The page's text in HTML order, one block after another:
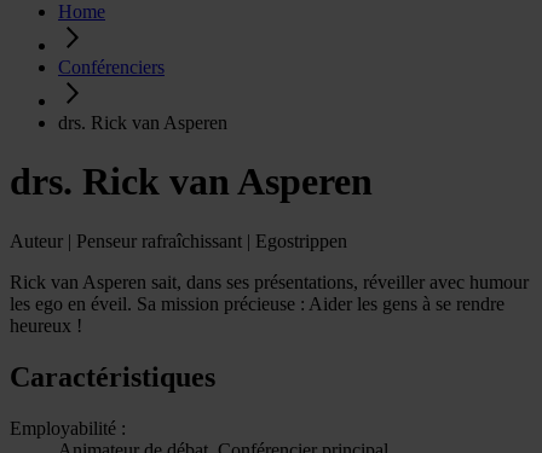
Home
Conférenciers
drs. Rick van Asperen
drs. Rick van Asperen
Auteur | Penseur rafraîchissant | Egostrippen
Rick van Asperen sait, dans ses présentations, réveiller avec humour
les ego en éveil. Sa mission précieuse : Aider les gens à se rendre
heureux !
Caractéristiques
Employabilité :